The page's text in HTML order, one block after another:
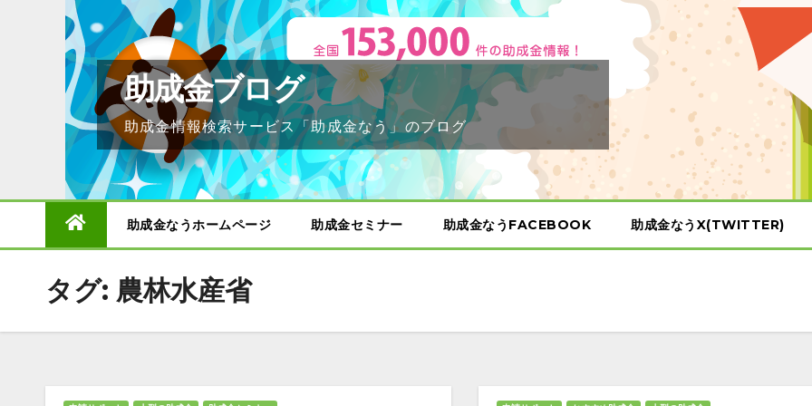
助成金ブログ
助成金情報検索サービス「助成金なう」のブログ
助成金なうホームページ 助成金セミナー 助成金なうFACEBOOK 助成金なうX(TWITTER)
タグ: 農林水産省